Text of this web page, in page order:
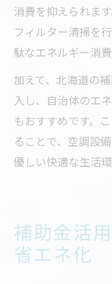
消費を抑えられま
フィルター清掃を
駄なエネルギー消
加えて、北海道の
入し、自治体のエ
もおすすめです。
ることで、空調設
優しい快適な生活
補助金活
省エネ化